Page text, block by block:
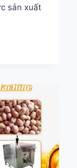
sản xuất